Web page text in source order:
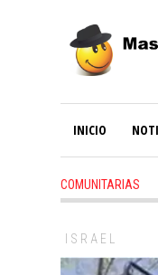
INICIO
COMUNITARIAS
3 weeks ago - Renovado
ISRAEL